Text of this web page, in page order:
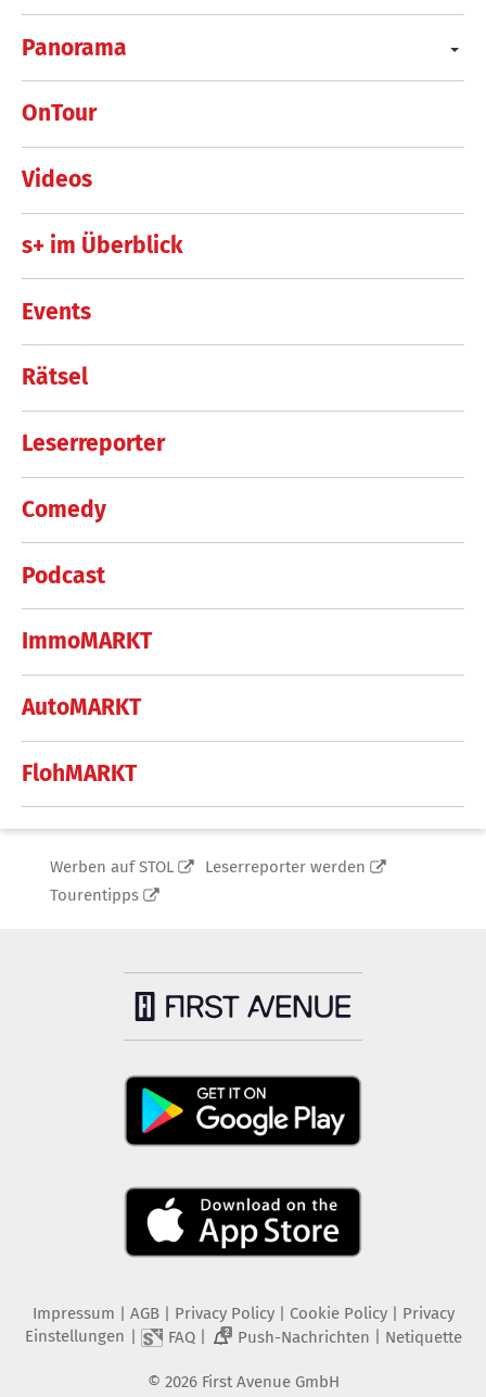
Panorama
OnTour
Videos
s+ im Überblick
Events
Rätsel
Leserreporter
Comedy
Podcast
ImmoMARKT
AutoMARKT
FlohMARKT
Werben auf STOL
Leserreporter werden
Tourentipps
Impressum AGB Privacy Policy| Cookie Policy| Privacy
Einstellungen
FAQ| 2 Push-Nachrichten Netiquette
© 2026 First Avenue GmbH